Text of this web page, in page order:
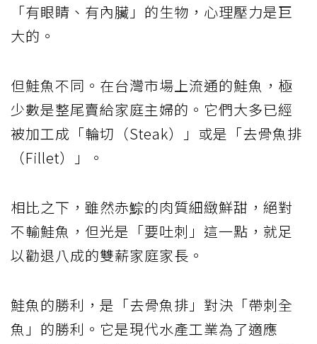
「有眼睛、有內臟」的生物，心理壓力是巨
大的。
但鮭魚不同。在台灣市場上流通的鮭魚，極
少數是整尾賣給家庭主婦的。它們大多已經
被加工成「輪切（Steak）」或是「去骨魚排
（Fillet）」。
相比之下，雖然赤鯮的肉質細緻鮮甜，絕對
不輸鮭魚，但光是「要吐刺」這一點，就足
以勸退八成的雙薪家庭家長。
鮭魚的勝利，是「去骨魚排」對決「帶刺全
魚」的勝利。它是現代水產工業為了適應